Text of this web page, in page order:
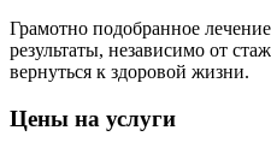
Грамотно подобранное
результаты, независимо от
вернуться к здоровой жизни.
Цены на услуги